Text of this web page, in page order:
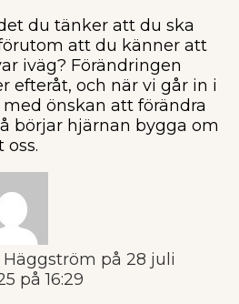
du tänker att du ska
att du känner att
iväg? Förändringen
efteråt, och när vi går in i
önskan att förändra
börjar hjärnan bygga om
oss.
Häggström på 28 juli
på 16:29